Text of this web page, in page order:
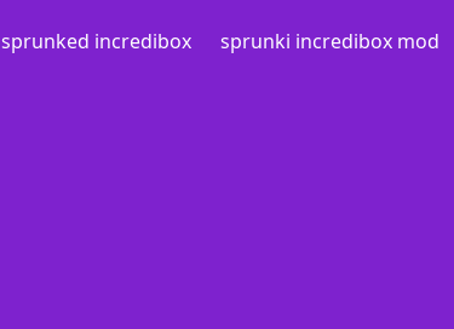
sprunked incredibox sprunki incredibox mod